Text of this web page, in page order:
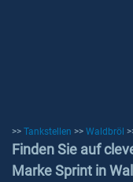
>> Tankstellen >> Waldbröl
Finden Sie auf
Marke Sprint in